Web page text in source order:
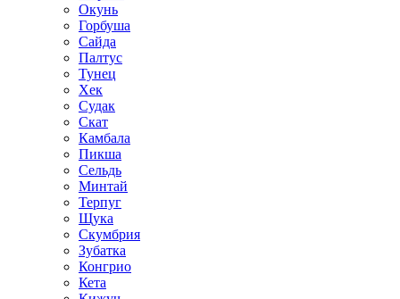
Окунь
Горбуша
Сайда
Палтус
Тунец
Хек
Судак
Скат
Камбала
Пикша
Сельдь
Минтай
Терпуг
Щука
Скумбрия
Зубатка
Конгрио
Кета